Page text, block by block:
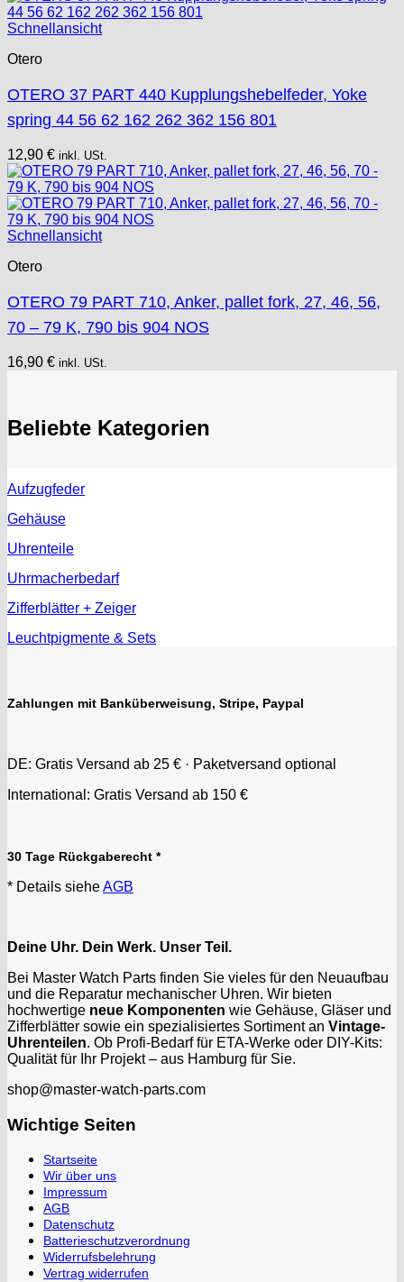
Schnellansicht
Otero
OTERO 37 PART 440 Kupplungshebelfeder, Yoke
spring 44 56 62 162 262 362 156 801
12,90 € inkl. USt.
Schnellansicht
Otero
OTERO 79 PART 710, Anker, pallet fork, 27, 46, 56,
70 – 79 K, 790 bis 904 NOS
16,90 € inkl. USt.
Beliebte Kategorien
Aufzugfeder
Gehäuse
Uhrenteile
Uhrmacherbedarf
Zifferblätter + Zeiger
Leuchtpigmente & Sets
Zahlungen mit Banküberweisung, Stripe, Paypal
DE: Gratis Versand ab 25 € · Paketversand optional
International: Gratis Versand ab 150 €
30 Tage Rückgaberecht *
* Details sieheAGB
Deine Uhr. Dein Werk. Unser Teil.
Bei Master Watch Parts finden Sie vieles für den Neuaufbau
und die Reparatur mechanischer Uhren. Wir bieten
hochwertige neue Komponenten wie Gehäuse, Gläser und
Zifferblätter sowie ein spezialisiertes Sortiment an Vintage-
Uhrenteilen. Ob Profi-Bedarf für ETA-Werke oder DIY-Kits:
Qualität für Ihr Projekt – aus Hamburg für Sie.
shop@master-watch-parts.com
Wichtige Seiten
Startseite
Wir über uns
Impressum
AGB
Datenschutz
Batterieschutzverordnung
Widerrufsbelehrung
Vertrag widerrufen